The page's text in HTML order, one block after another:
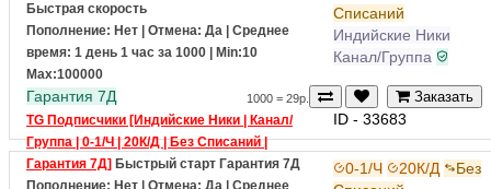
Гарантия 3Д] Быстрый старт
Быстрая скорость
Пополнение: Нет | Отмена: Да | Среднее
время: 1 день 1 час за 1000
Max:100000
1000 = 29р.
0-1/Ч 20К/Д
Списаний
Индийские Ники
Гарантия 7Д
TG Подписчики [Индийские Ники | Канал/
Группа | 0-1/Ч | 20К/Д | Без Списаний |
ID - 33683